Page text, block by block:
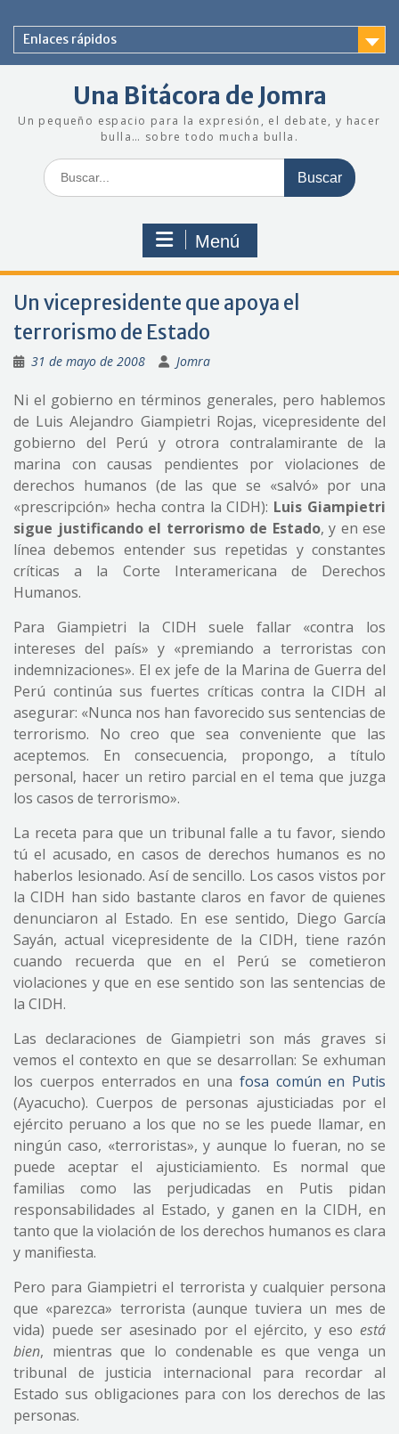
contenido
Enlaces rápidos
Una Bitácora de Jomra
Un pequeño espacio para la expresión, el debate, y hacer
bulla… sobre todo mucha bulla.
Buscar:
Menú
Un vicepresidente que apoya el
terrorismo de Estado
31 de mayo de 2008 Jomra
Ni el gobierno en términos generales, pero hablemos
de Luis Alejandro Giampietri Rojas, vicepresidente del
gobierno del Perú y otrora contralamirante de la
marina con causas pendientes por violaciones de
derechos humanos (de las que se «salvó» por una
«prescripción» hecha contra la CIDH): Luis Giampietri
sigue justificando el terrorismo de Estado, y en ese
línea debemos entender sus repetidas y constantes
críticas a la Corte Interamericana de Derechos
Humanos.
Para Giampietri la CIDH suele fallar «contra los
intereses del país» y «premiando a terroristas con
indemnizaciones». El ex jefe de la Marina de Guerra del
Perú continúa sus fuertes críticas contra la CIDH al
asegurar: «Nunca nos han favorecido sus sentencias de
terrorismo. No creo que sea conveniente que las
aceptemos. En consecuencia, propongo, a título
personal, hacer un retiro parcial en el tema que juzga
los casos de terrorismo».
La receta para que un tribunal falle a tu favor, siendo
tú el acusado, en casos de derechos humanos es no
haberlos lesionado. Así de sencillo. Los casos vistos por
la CIDH han sido bastante claros en favor de quienes
denunciaron al Estado. En ese sentido, Diego García
Sayán, actual vicepresidente de la CIDH, tiene razón
cuando recuerda que en el Perú se cometieron
violaciones y que en ese sentido son las sentencias de
la CIDH.
Las declaraciones de Giampietri son más graves si
vemos el contexto en que se desarrollan: Se exhuman
los cuerpos enterrados en una fosa común en Putis
(Ayacucho). Cuerpos de personas ajusticiadas por el
ejército peruano a los que no se les puede llamar, en
ningún caso, «terroristas», y aunque lo fueran, no se
puede aceptar el ajusticiamiento. Es normal que
familias como las perjudicadas en Putis pidan
responsabilidades al Estado, y ganen en la CIDH, en
tanto que la violación de los derechos humanos es clara
y manifiesta.
Pero para Giampietri el terrorista y cualquier persona
que «parezca» terrorista (aunque tuviera un mes de
vida) puede ser asesinado por el ejército, y eso está
bien, mientras que lo condenable es que venga un
tribunal de justicia internacional para recordar al
Estado sus obligaciones para con los derechos de las
personas.